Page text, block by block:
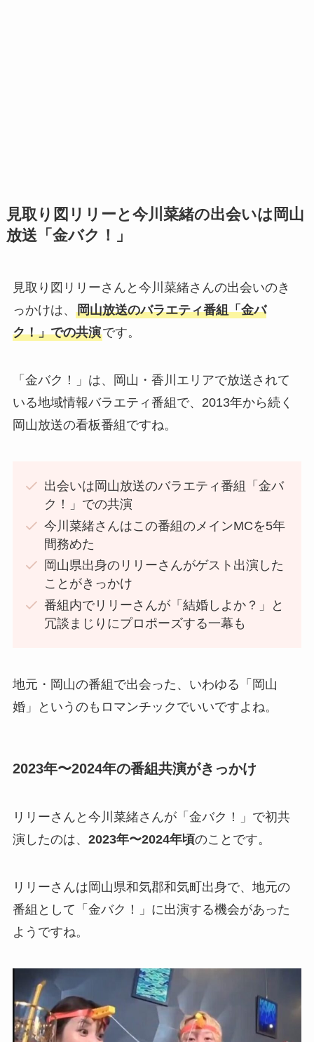
見取り図リリーと今川菜緒の出会いは岡山
放送「金バク！」
見取り図リリーさんと今川菜緒さんの出会いのき
っかけは、 岡山放送のバラエティ番組「金バ
ク！」での共演です。
「金バク！」は、岡山・香川エリアで放送されて
いる地域情報バラエティ番組で、2013年から続く
岡山放送の看板番組ですね。
出会いは岡山放送のバラエティ番組「金バ
ク！」での共演
今川菜緒さんはこの番組のメインMCを5年
間務めた
岡山県出身のリリーさんがゲスト出演した
ことがきっかけ
番組内でリリーさんが「結婚しよか？」と
冗談まじりにプロポーズする一幕も
地元・岡山の番組で出会った、いわゆる「岡山
婚」というのもロマンチックでいいですよね。
2023年〜2024年の番組共演がきっかけ
リリーさんと今川菜緒さんが「金バク！」で初共
演したのは、 2023年〜2024年頃のことです。
リリーさんは岡山県和気郡和気町出身で、地元の
番組として「金バク！」に出演する機会があった
ようですね。